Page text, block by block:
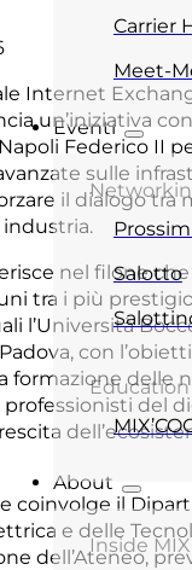
Carrier
Meet-
Eventi
Salotto
Education
About
Inside MIX
Internet
un’iniziativa
Federico II
sulle
il dialogo tra
nel filone
tra i più
l’Università
con
formazione delle
del
coinvolge il
e delle
dell’Ateneo,